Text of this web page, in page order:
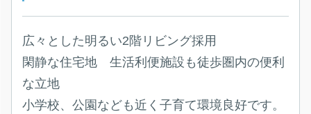
広々とした明るい2階リビング採用
閑静な住宅地 生活利便施設も徒歩圏内の便利
な立地
小学校、公園なども近く子育て環境良好です。